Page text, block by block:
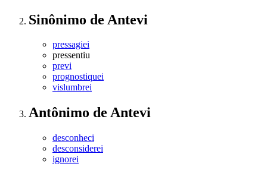
Sinônimo de Antevi
pressagiei
pressentiu
previ
prognostiquei
vislumbrei
Antônimo de Antevi
desconheci
desconsiderei
ignorei